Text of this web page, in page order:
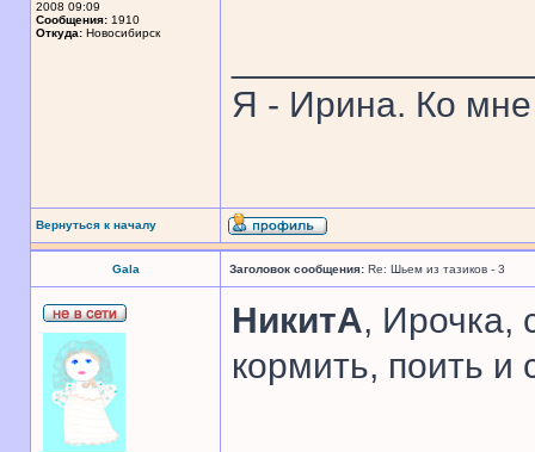
2008 09:09
Сообщения: 1910
Откуда: Новосибирск
Я - Ирина. Ко
Вернуться к началу
Gala Заголовок сообщения: Re: Шьем из тазиков - 3
НикитА, Ирочка,
кормить, поить и